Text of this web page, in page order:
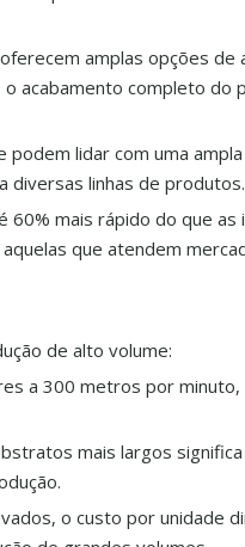
amplas opções de
acabamento completo do
lidar com uma
diversas linhas de produtos.
60% mais rápido do que as
que atendem
de alto volume:
a 300 metros por minuto,
mais largos
o custo por unidade